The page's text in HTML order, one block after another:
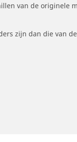
van de originele
zijn dan die van